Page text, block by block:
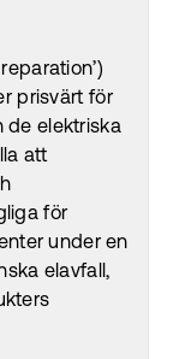
prisvärt för
de elektriska
att
för
under en
elavfall,